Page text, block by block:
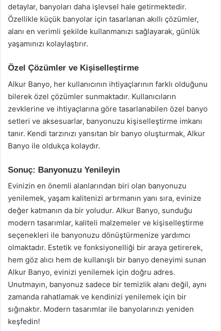
detaylar, banyoları daha işlevsel hale getirmektedir.
Özellikle küçük banyolar için tasarlanan akıllı çözümler,
alanı en verimli şekilde kullanmanızı sağlayarak, günlük
yaşamınızı kolaylaştırır.
Özel Çözümler ve Kişiselleştirme
Alkur Banyo, her kullanıcının ihtiyaçlarının farklı olduğunu
bilerek özel çözümler sunmaktadır. Kullanıcıların
zevklerine ve ihtiyaçlarına göre tasarlanabilen özel banyo
setleri ve aksesuarlar, banyonuzu kişiselleştirme imkanı
tanır. Kendi tarzınızı yansıtan bir banyo oluşturmak, Alkur
Banyo ile oldukça kolaydır.
Sonuç: Banyonuzu Yenileyin
Evinizin en önemli alanlarından biri olan banyonuzu
yenilemek, yaşam kalitenizi artırmanın yanı sıra, evinize
değer katmanın da bir yoludur. Alkur Banyo, sunduğu
modern tasarımlar, kaliteli malzemeler ve kişiselleştirme
seçenekleri ile banyonuzu dönüştürmenize yardımcı
olmaktadır. Estetik ve fonksiyonelliği bir araya getirerek,
hem göz alıcı hem de kullanışlı bir banyo deneyimi sunan
Alkur Banyo, evinizi yenilemek için doğru adres.
Unutmayın, banyonuz sadece bir temizlik alanı değil, aynı
zamanda rahatlamak ve kendinizi yenilemek için bir
sığınaktır. Modern tasarımlar ile banyolarınızı yeniden
keşfedin!